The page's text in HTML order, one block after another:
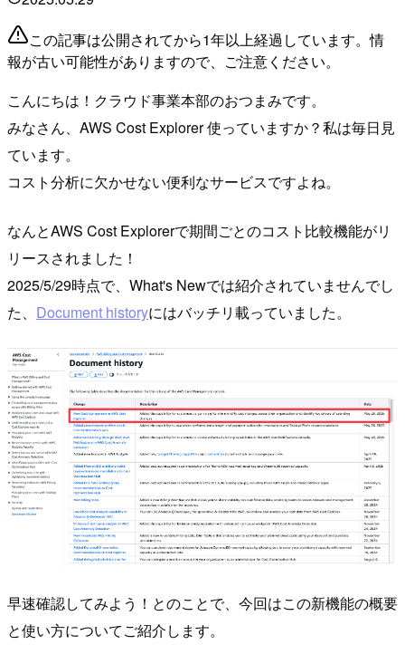
この記事は公開されてから1年以上経過しています。情
報が古い可能性がありますので、ご注意ください。
こんにちは！クラウド事業本部のおつまみです。
みなさん、AWS Cost Explorer 使っていますか？私は毎日見
ています。
コスト分析に欠かせない便利なサービスですよね。
なんとAWS Cost Explorerで期間ごとのコスト比較機能がリ
リースされました！
2025/5/29時点で、What's Newでは紹介されていませんでし
た、 Document historyにはバッチリ載っていました。
早速確認してみよう！とのことで、今回はこの新機能の概要
と使い方についてご紹介します。